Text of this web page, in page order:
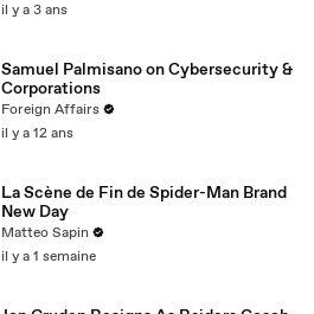
il y a 3 ans
Samuel Palmisano on Cybersecurity &
Corporations
Foreign Affairs
il y a 12 ans
La Scène de Fin de Spider-Man Brand
New Day
Matteo Sapin
il y a 1 semaine